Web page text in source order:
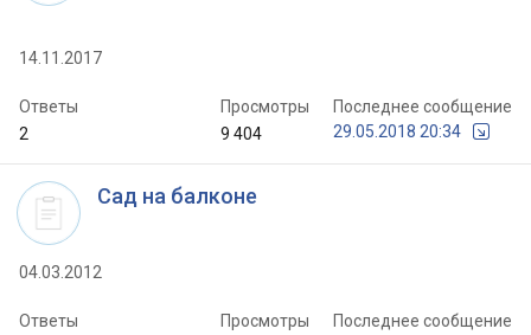
14.11.2017
Ответы
2
Просмотры
9 404
Последнее сообщение
29.05.2018 20:34
Сад на балконе
04.03.2012
Ответы
Просмотры
Последнее сообщение